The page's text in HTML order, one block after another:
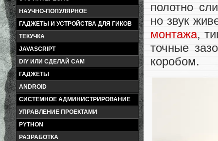
НАУЧНО-ПОПУЛЯРНОЕ
ГАДЖЕТЫ И УСТРОЙСТВА ДЛЯ ГИКОВ
ТЕКУЧКА
JAVASCRIPT
DIY ИЛИ СДЕЛАЙ САМ
ГАДЖЕТЫ
ANDROID
СИСТЕМНОЕ АДМИНИСТРИРОВАНИЕ
УПРАВЛЕНИЕ ПРОЕКТАМИ
PYTHON
РАЗРАБОТКА
полотно
но звук
монтажа,
точные
коробом.